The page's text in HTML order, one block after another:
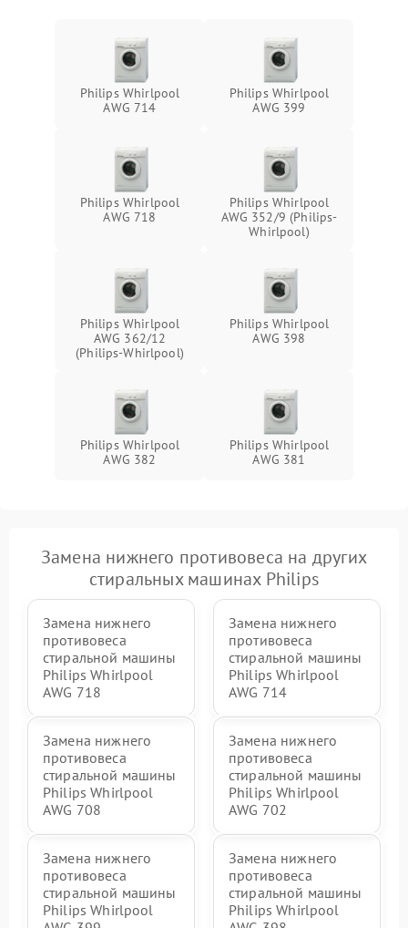
Philips Whirlpool
AWG 714
Philips Whirlpool
AWG 399
Philips Whirlpool
AWG 718
Philips Whirlpool
AWG 352/9 (Philips-
Whirlpool)
Philips Whirlpool
AWG 362/12
(Philips-Whirlpool)
Philips Whirlpool
AWG 398
Philips Whirlpool
AWG 382
Philips Whirlpool
AWG 381
Замена нижнего противовеса на других
стиральных машинах Philips
Замена нижнего
противовеса
стиральной машины
Philips Whirlpool
AWG 718
Замена нижнего
противовеса
стиральной машины
Philips Whirlpool
AWG 714
Замена нижнего
противовеса
стиральной машины
Philips Whirlpool
AWG 708
Замена нижнего
противовеса
стиральной машины
Philips Whirlpool
AWG 702
Замена нижнего
противовеса
стиральной машины
Philips Whirlpool
Замена нижнего
противовеса
стиральной машины
Philips Whirlpool